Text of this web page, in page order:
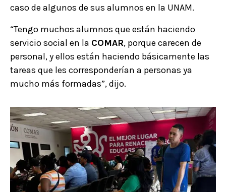
caso de algunos de sus alumnos en la UNAM.
“Tengo muchos alumnos que están haciendo
servicio social en la COMAR, porque carecen de
personal, y ellos están haciendo básicamente las
tareas que les corresponderían a personas ya
mucho más formadas”, dijo.